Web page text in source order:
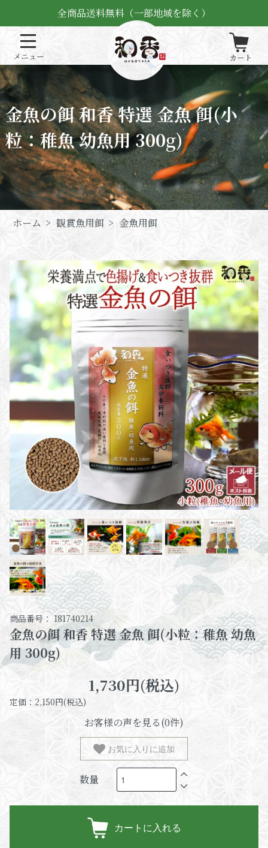
全商品送料無料（一部地域を除く）
金魚の餌 和香 特選 金魚 餌(小
粒：稚魚 幼魚用 300g)
ホーム > 観賞魚用餌 > 金魚用餌
商品番号： 181740214
金魚の餌 和香 特選 金魚 餌(小粒：稚魚 幼魚
用 300g)
1,730円(税込)
定価：2,150円(税込)
お客様の声を見る(0件)
お気に入りに追加
数量
カートに入れる